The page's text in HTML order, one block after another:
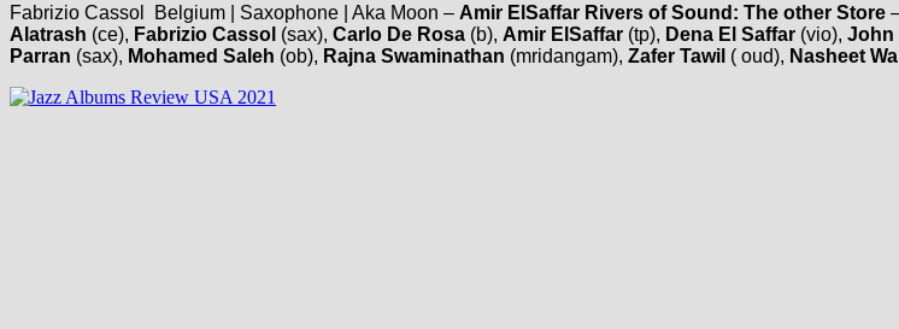
Fabrizio Cassol Belgium | Saxophone | Aka Moon – Amir ElSaffar Rivers of Sound: The other Store
Alatrash (ce), Fabrizio Cassol (sax), Carlo De Rosa (b), Amir ElSaffar (tp), Dena El Saffar (vio), John
Parran (sax), Mohamed Saleh (ob), Rajna Swaminathan (mridangam), Zafer Tawil ( oud), Nasheet